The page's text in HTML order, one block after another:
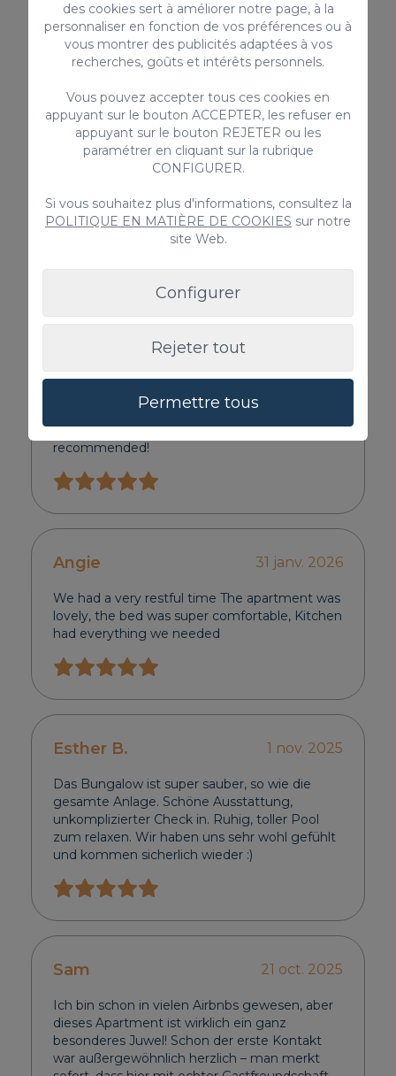
Review
A wonderful place for a relaxing holiday. The
cozy bungalows are equipped with everything
you need. There is a swimming pool on the
property, and the location is excellent. Highly
recommended!
Angie 31 janv. 2026
We had a very restful time The apartment was
lovely, the bed was super comfortable, Kitchen
had everything we needed
Esther B. 1 nov. 2025
Das Bungalow ist super sauber, so wie die
gesamte Anlage. Schöne Ausstattung,
unkomplizierter Check in. Ruhig, toller Pool
zum relaxen. Wir haben uns sehr wohl gefühlt
und kommen sicherlich wieder :)
Sam 21 oct. 2025
Ich bin schon in vielen Airbnbs gewesen, aber
dieses Apartment ist wirklich ein ganz
besonderes Juwel! Schon der erste Kontakt
war außergewöhnlich herzlich – man merkt
des cookies sert à améliorer notre page, à la
personnaliser en fonction de vos préférences ou à
vous montrer des publicités adaptées à vos
recherches, goûts et intérêts personnels.
Vous pouvez accepter tous ces cookies en
appuyant sur le bouton ACCEPTER, les refuser en
appuyant sur le bouton REJETER ou les
paramétrer en cliquant sur la rubrique
CONFIGURER.
Si vous souhaitez plus d'informations, consultez la
POLITIQUE EN MATIÈRE DE COOKIES sur notre
site Web.
Configurer
Rejeter tout
Permettre tous